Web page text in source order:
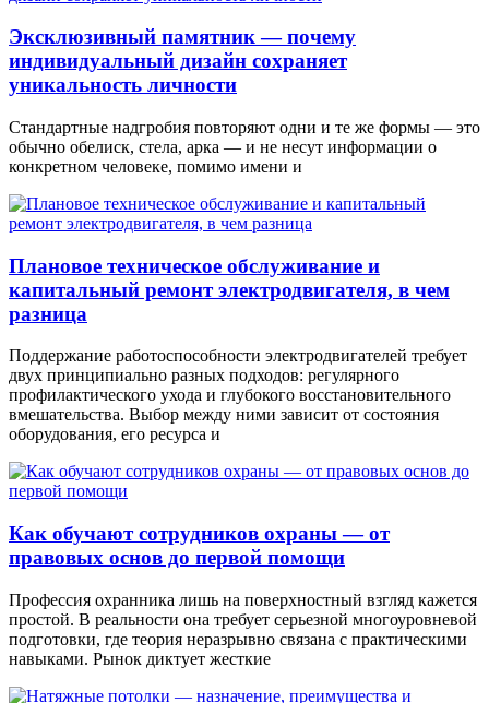
Эксклюзивный памятник — почему
индивидуальный дизайн сохраняет
уникальность личности
Стандартные надгробия повторяют одни и те же формы — это
обычно обелиск, стела, арка — и не несут информации о
конкретном человеке, помимо имени и
Плановое техническое обслуживание и
капитальный ремонт электродвигателя, в чем
разница
Поддержание работоспособности электродвигателей требует
двух принципиально разных подходов: регулярного
профилактического ухода и глубокого восстановительного
вмешательства. Выбор между ними зависит от состояния
оборудования, его ресурса и
Как обучают сотрудников охраны — от
правовых основ до первой помощи
Профессия охранника лишь на поверхностный взгляд кажется
простой. В реальности она требует серьезной многоуровневой
подготовки, где теория неразрывно связана с практическими
навыками. Рынок диктует жесткие